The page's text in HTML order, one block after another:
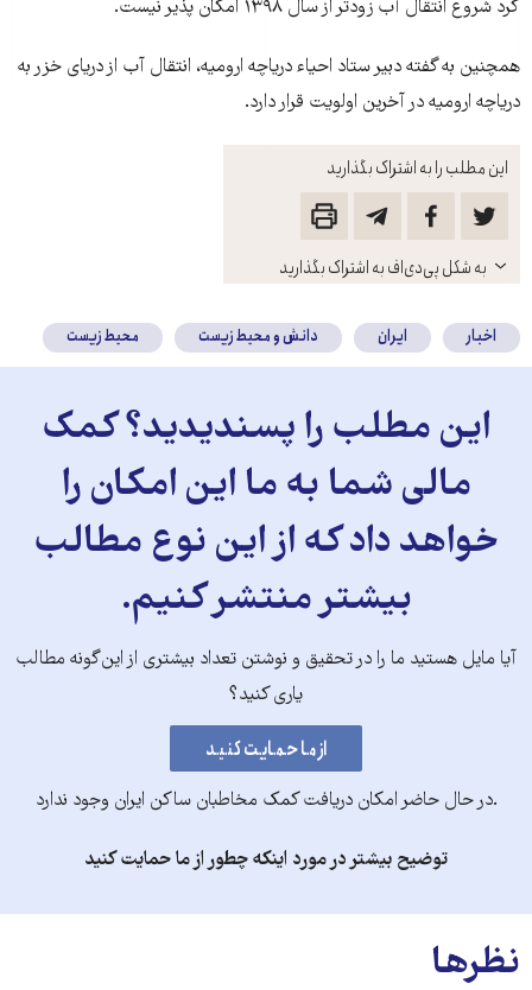
این مطلب را به اشتراک بگذارید
باز
کنید
به شکل پی‌دی‌اف به اشتراک بگذارید
کرد شروع انتقال آب زودتر از سال ۱۳۹۸ امکان پذیر نیست.
همچنین به گفته دبیر ستاد احیاء دریاچه ارومیه، انتقال آب از دریای خزر به
دریاچه ارومیه در آخرین اولویت قرار دارد.
اخبار ایران دانش و محیط زیست محیط زیست
این مطلب را پسندیدید؟ کمک
مالی شما به ما این امکان را
خواهد داد که از این نوع مطالب
بیشتر منتشر کنیم.
آیا مایل هستید ما را در تحقیق و نوشتن تعداد بیشتری از این‌گونه مطالب
یاری کنید؟
.در حال حاضر امکان دریافت کمک مخاطبان ساکن ایران وجود ندارد
توضیح بیشتر در مورد اینکه چطور از ما حمایت کنید
نظرها